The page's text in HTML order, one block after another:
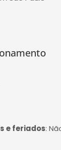
e feriados: